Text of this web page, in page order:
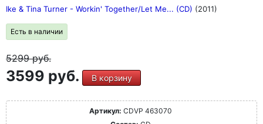
Ike & Tina Turner - Workin' Together/Let Me... (CD) (2011)
Есть в наличии
5299руб.
3599 руб. В корзину
Артикул: CDVP 463070